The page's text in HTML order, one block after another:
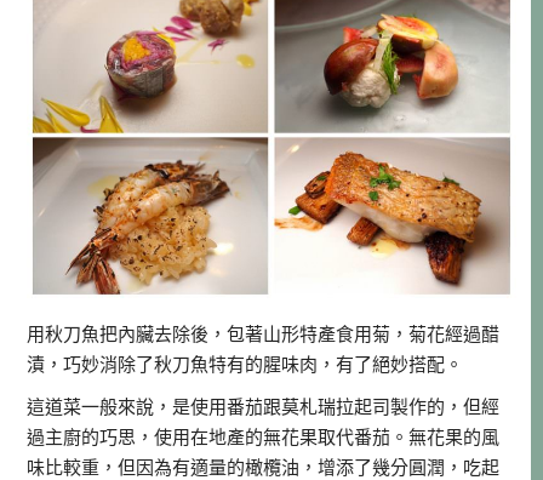
用秋刀魚把內臟去除後，包著山形特產食用菊，菊花經過醋
漬，巧妙消除了秋刀魚特有的腥味肉，有了絕妙搭配。
這道菜一般來說，是使用番茄跟莫札瑞拉起司製作的，但經
過主廚的巧思，使用在地產的無花果取代番茄。無花果的風
味比較重，但因為有適量的橄欖油，增添了幾分圓潤，吃起